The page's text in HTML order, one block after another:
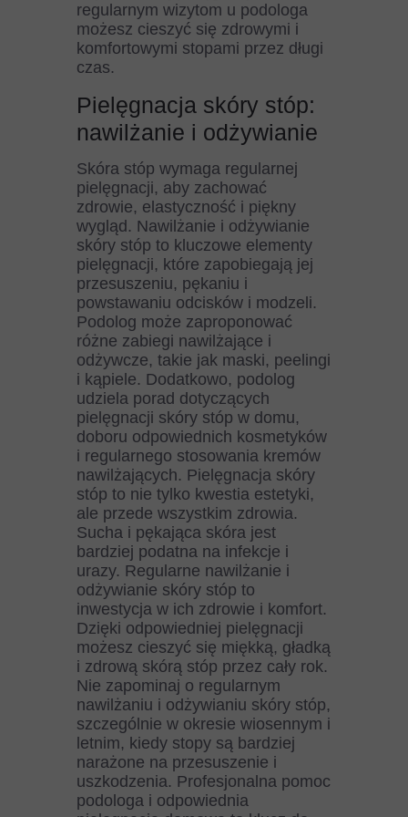
regularnym wizytom u podologa
możesz cieszyć się zdrowymi i
komfortowymi stopami przez długi
czas.
Pielęgnacja skóry stóp:
nawilżanie i odżywianie
Skóra stóp wymaga regularnej
pielęgnacji, aby zachować
zdrowie, elastyczność i piękny
wygląd. Nawilżanie i odżywianie
skóry stóp to kluczowe elementy
pielęgnacji, które zapobiegają jej
przesuszeniu, pękaniu i
powstawaniu odcisków i modzeli.
Podolog może zaproponować
różne zabiegi nawilżające i
odżywcze, takie jak maski, peelingi
i kąpiele. Dodatkowo, podolog
udziela porad dotyczących
pielęgnacji skóry stóp w domu,
doboru odpowiednich kosmetyków
i regularnego stosowania kremów
nawilżających. Pielęgnacja skóry
stóp to nie tylko kwestia estetyki,
ale przede wszystkim zdrowia.
Sucha i pękająca skóra jest
bardziej podatna na infekcje i
urazy. Regularne nawilżanie i
odżywianie skóry stóp to
inwestycja w ich zdrowie i komfort.
Dzięki odpowiedniej pielęgnacji
możesz cieszyć się miękką, gładką
i zdrową skórą stóp przez cały rok.
Nie zapominaj o regularnym
nawilżaniu i odżywianiu skóry stóp,
szczególnie w okresie wiosennym i
letnim, kiedy stopy są bardziej
narażone na przesuszenie i
uszkodzenia. Profesjonalna pomoc
podologa i odpowiednia